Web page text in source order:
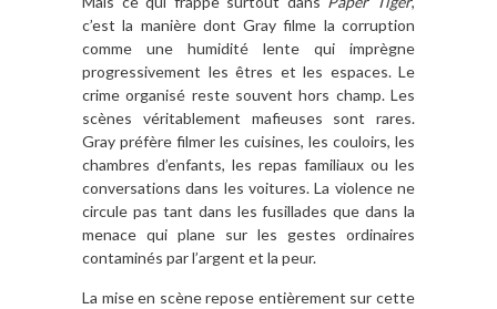
c’est la manière dont Gray filme la corruption
comme une humidité lente qui imprègne
progressivement les êtres et les espaces. Le
crime organisé reste souvent hors champ. Les
scènes véritablement mafieuses sont rares.
Gray préfère filmer les cuisines, les couloirs, les
chambres d’enfants, les repas familiaux ou les
conversations dans les voitures. La violence ne
circule pas tant dans les fusillades que dans la
menace qui plane sur les gestes ordinaires
contaminés par l’argent et la peur.
La mise en scène repose entièrement sur cette